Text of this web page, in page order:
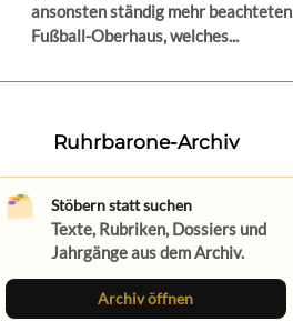
ansonsten ständig mehr beachteten
Fußball-Oberhaus, welches...
Ruhrbarone-Archiv
Stöbern statt suchen
Texte, Rubriken, Dossiers und
Jahrgänge aus dem Archiv.
Archiv öffnen